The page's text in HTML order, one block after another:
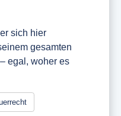
sich hier
gesamten
egal, woher es